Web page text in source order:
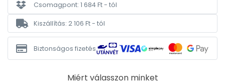
Csomagpont: 1 684 Ft - tól
Kiszállítás: 2 106 Ft - tól
Biztonságos fizetés
Miért válasszon minket